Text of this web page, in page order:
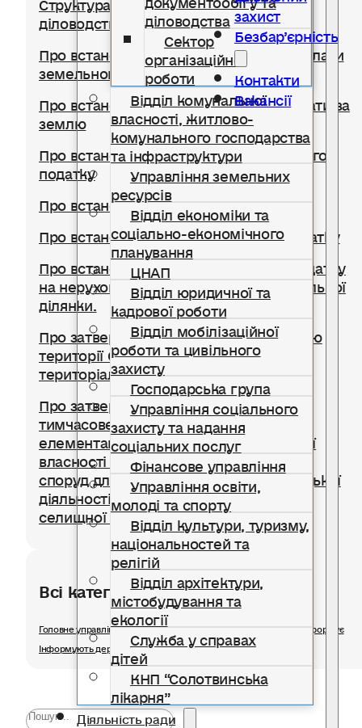
діловодства
Сектор
організаційної
роботи
Відділ комунальної
власності, житлово-
комунального господарства
та інфраструктури
Управління земельних
ресурсів
Відділ економіки та
соціально-економічного
планування
ЦНАП
Відділ юридичної та
кадрової роботи
Відділ мобілізаційної
роботи та цивільного
захисту
Господарська група
Управління соціального
захисту та надання
соціальних послуг
Фінансове управління
Управління освіти,
молоді та спорту
Відділ культури, туризму,
національностей та
релігій
Відділ архітектури,
містобудування та
екології
Служба у справах
дітей
КНП “Солотвинська
лікарня”
Діяльність ради
захист
Безбар’єрність
Контакти
Вакансії
діловодства та організаційної роботи
Про встановлення ставок та пільг із сплати
земельного податку
Про встановлення ставок орендної плати за
землю
Про встановлення ставки транспортного
податку
Про встановлення туристичного збору
Про встановлення ставок єдиного податку
Про встановлення ставок із сплати податку
на нерухоме майно, відмінне від земельної
ділянки.
Про затвердження Правил благоустрою
території Солотвинської селищної
територіальної громади
Про затвердження Положення про
тимчасове користування окремими
елементами благоустрою комунальної
власності для розміщення тимчасових
споруд для провадження підприємницької
діяльності на території Солотвинської
селищної територіальної громади
Всі категорії розділу
Головне управління статистики в Івано-Франківській області інформує
Інформують державні органи